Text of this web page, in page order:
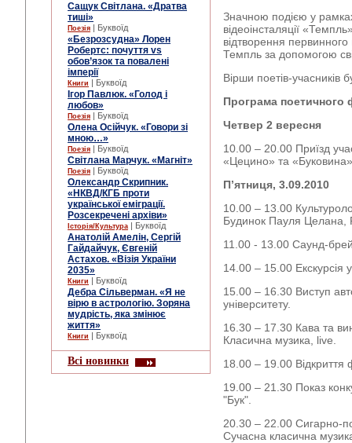
Сащук Світлана. «Дратва
тиші»
Поезія | Буквоїд
«Безрозсудна» Лорен
Робертс: почуття vs
обов’язок та повалені
імперії
Книги | Буквоїд
Ігор Павлюк. «Голод і
любов»
Поезія | Буквоїд
Олена Осійчук. «Говори зі
мною…»
Поезія | Буквоїд
Світлана Марчук. «Магніт»
Поезія | Буквоїд
Олександр Скрипник.
«НКВД/КГБ проти
української еміграції.
Розсекречені архіви»
Історія/Культура | Буквоїд
Анатолій Амелін, Сергій
Гайдайчук, Євгеній
Астахов. «Візія України
2035»
Книги | Буквоїд
Дебра Сільверман. «Я не
вірю в астрологію. Зоряна
мудрість, яка змінює
життя»
Книги | Буквоїд
Всі новинки
Значною подією у
відеоінсталяції
відтворення
Темпль за допомогою
Вірши поетів-учасників
Програма поетичного
Четвер 2 вересня
10.00 – 20.00 Приїзд
«Цецино» та
П’ятниця, 3.09.2010
10.00 – 13.00
Будинок Пауля Целана,
11.00 - 13.00 Саунд-
14.00 – 15.00 Екскурсія
15.00 – 16.30 Виступ
університету.
16.30 – 17.30 Кава та
Класична музика, live.
18.00 – 19.00 Відкриття
19.00 – 21.30 Показ
"Бук".
20.30 – 22.00 Сигарно-
Сучасна класична